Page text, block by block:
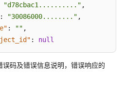
"d78cbac1.........." ,
: "30086000........" ,
: "" ,
:
null
码及错误信息说明，错误响应的